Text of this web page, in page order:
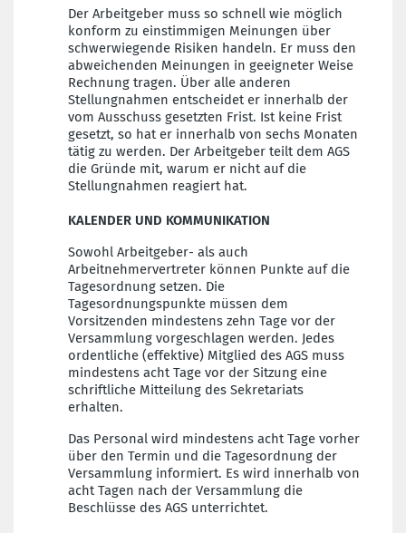
Der Arbeitgeber muss so schnell wie möglich
konform zu einstimmigen Meinungen über
schwerwiegende Risiken handeln. Er muss den
abweichenden Meinungen in geeigneter Weise
Rechnung tragen. Über alle anderen
Stellungnahmen entscheidet er innerhalb der
vom Ausschuss gesetzten Frist. Ist keine Frist
gesetzt, so hat er innerhalb von sechs Monaten
tätig zu werden. Der Arbeitgeber teilt dem AGS
die Gründe mit, warum er nicht auf die
Stellungnahmen reagiert hat.
KALENDER UND KOMMUNIKATION
Sowohl Arbeitgeber- als auch
Arbeitnehmervertreter können Punkte auf die
Tagesordnung setzen. Die
Tagesordnungspunkte müssen dem
Vorsitzenden mindestens zehn Tage vor der
Versammlung vorgeschlagen werden. Jedes
ordentliche (effektive) Mitglied des AGS muss
mindestens acht Tage vor der Sitzung eine
schriftliche Mitteilung des Sekretariats
erhalten.
Das Personal wird mindestens acht Tage vorher
über den Termin und die Tagesordnung der
Versammlung informiert. Es wird innerhalb von
acht Tagen nach der Versammlung die
Beschlüsse des AGS unterrichtet.